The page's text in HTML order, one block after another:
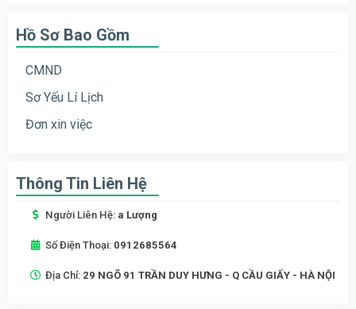
Hồ Sơ Bao Gồm
CMND
Sơ Yếu Lí Lịch
Đơn xin việc
Thông Tin Liên Hệ
Người Liên Hệ: a Lượng
Số Điện Thoại: 0912685564
Địa Chỉ: 29 NGÕ 91 TRẦN DUY HƯNG - Q CẦU GIẤY - HÀ NỘI